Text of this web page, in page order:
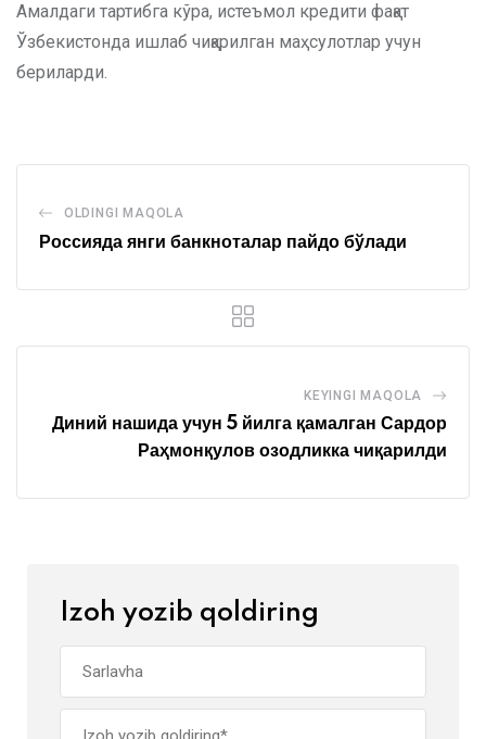
Амалдаги тартибга кўра, истеъмол кредити фақат
Ўзбекистонда ишлаб чиқарилган маҳсулотлар учун
бериларди.
OLDINGI MAQOLA
Россияда янги банкноталар пайдо бўлади
KEYINGI MAQOLA
Диний нашида учун 5 йилга қамалган Сардор
Раҳмонқулов озодликка чиқарилди
Izoh yozib qoldiring